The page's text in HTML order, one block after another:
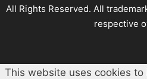
.All Rights Reserved. All
respective
This website uses cookies to